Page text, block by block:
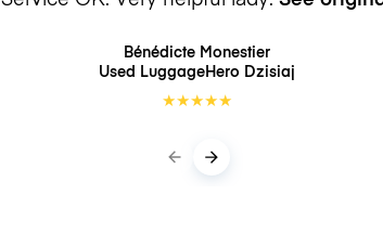
Bénédicte Monestier
Used LuggageHero Dzisiaj
★★★★★